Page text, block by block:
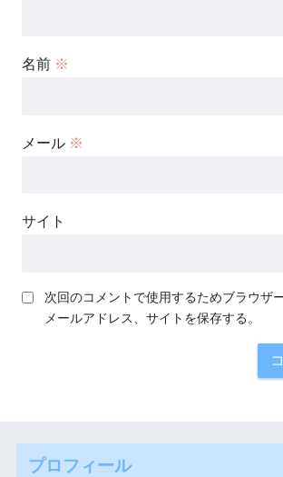
名前 ※
メール ※
サイト
次回のコメントで使用するためブラウザ
メールアドレス、サイトを保存する。
プロフィール